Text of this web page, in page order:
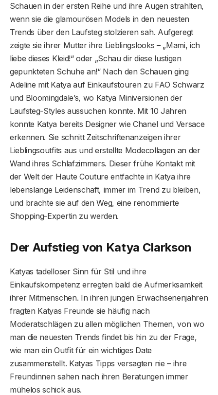
Schauen in der ersten Reihe und ihre Augen strahlten,
wenn sie die glamourösen Models in den neuesten
Trends über den Laufsteg stolzieren sah. Aufgeregt
zeigte sie ihrer Mutter ihre Lieblingslooks – „Mami, ich
liebe dieses Kleid!“ oder „Schau dir diese lustigen
gepunkteten Schuhe an!“ Nach den Schauen ging
Adeline mit Katya auf Einkaufstouren zu FAO Schwarz
und Bloomingdale’s, wo Katya Miniversionen der
Laufsteg-Styles aussuchen konnte. Mit 10 Jahren
konnte Katya bereits Designer wie Chanel und Versace
erkennen. Sie schnitt Zeitschriftenanzeigen ihrer
Lieblingsoutfits aus und erstellte Modecollagen an der
Wand ihres Schlafzimmers. Dieser frühe Kontakt mit
der Welt der Haute Couture entfachte in Katya ihre
lebenslange Leidenschaft, immer im Trend zu bleiben,
und brachte sie auf den Weg, eine renommierte
Shopping-Expertin zu werden.
Der Aufstieg von Katya Clarkson
Katyas tadelloser Sinn für Stil und ihre
Einkaufskompetenz erregten bald die Aufmerksamkeit
ihrer Mitmenschen. In ihren jungen Erwachsenenjahren
fragten Katyas Freunde sie häufig nach
Moderatschlägen zu allen möglichen Themen, von wo
man die neuesten Trends findet bis hin zu der Frage,
wie man ein Outfit für ein wichtiges Date
zusammenstellt. Katyas Tipps versagten nie – ihre
Freundinnen sahen nach ihren Beratungen immer
mühelos schick aus.